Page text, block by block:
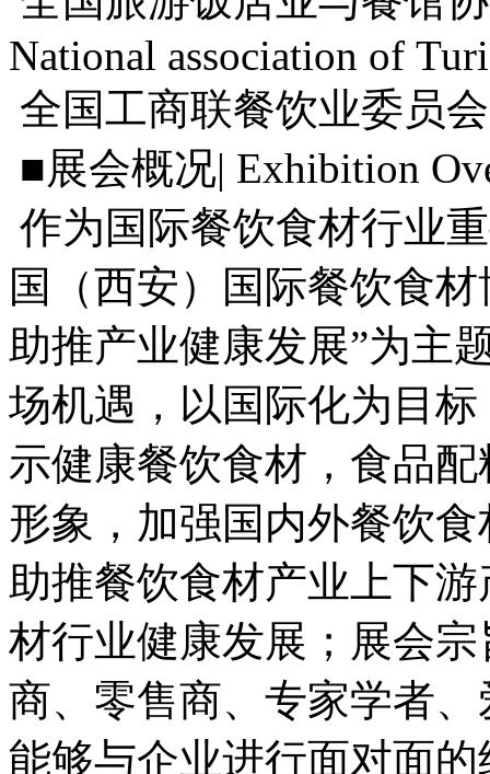
National association of
全国工商联餐饮业委员会
■展会概况| Exhibition
作为国际餐饮食材行业
国（西安）国际餐饮食
助推产业健康发展”为主
场机遇，以国际化为目
示健康餐饮食材，食品
形象，加强国内外餐饮
助推餐饮食材产业上下
材行业健康发展；展会
商、零售商、专家学者
能够与企业进行面对面